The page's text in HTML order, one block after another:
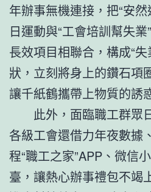
年辦事無機連接，把“安然
日運動與“工會培訓幫失業
長效項目相聯合，構成“
狀，立刻將身上的鑽石項
讓千紙鶴攜帶上物質的誘
此外，面臨職工群眾
各級工會還借力年夜數據
程“職工之家”APP、微信
臺，讓熱心辦事禮包不竭